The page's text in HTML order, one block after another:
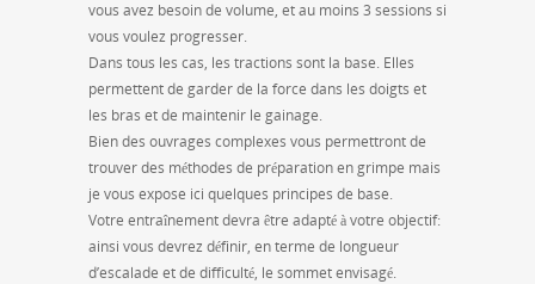
vous avez besoin de volume, et au moins 3 sessions si
vous voulez progresser.
Dans tous les cas, les tractions sont la base. Elles
permettent de garder de la force dans les doigts et
les bras et de maintenir le gainage.
Bien des ouvrages complexes vous permettront de
trouver des méthodes de préparation en grimpe mais
je vous expose ici quelques principes de base.
Votre entraînement devra être adapté à votre objectif:
ainsi vous devrez définir, en terme de longueur
d’escalade et de difficulté, le sommet envisagé.